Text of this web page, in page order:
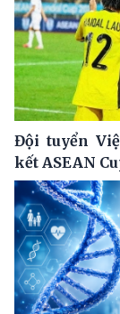
Đội tuyển
kết ASEAN